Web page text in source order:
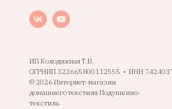
ИП Колодяжная Т.В.
ОГРНИП 322665800112555 • ИНН
© 2026 Интернет-магазин
домашнего текстиля Подушкино-
текстиль